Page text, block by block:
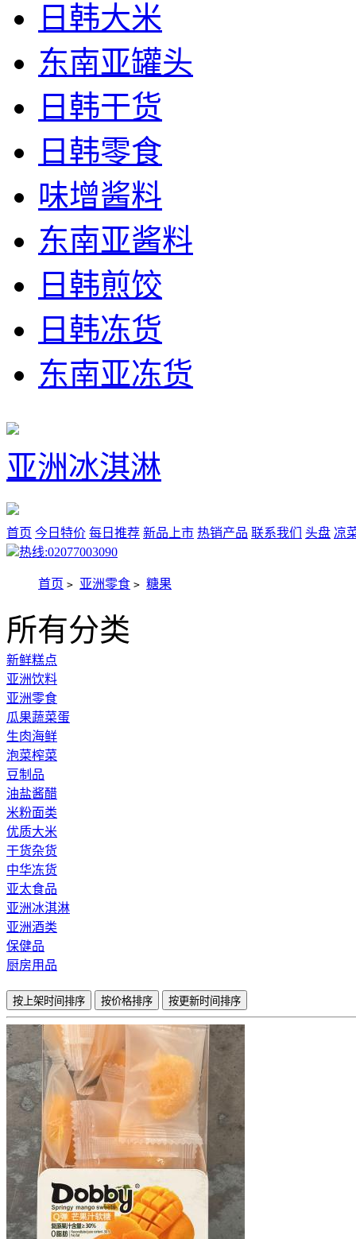
日韩大米
东南亚罐头
日韩干货
日韩零食
味增酱料
东南亚酱料
日韩煎饺
日韩冻货
东南亚冻货
亚洲冰淇淋
首页 今日特价 每日推荐 新品上市 热销产品 联系我们 头盘 凉
热线:02077003090
首页 > 亚洲零食 > 糖果
所有分类
新鲜糕点
亚洲饮料
亚洲零食
瓜果蔬菜蛋
生肉海鲜
泡菜榨菜
豆制品
油盐酱醋
米粉面类
优质大米
干货杂货
中华冻货
亚太食品
亚洲冰淇淋
亚洲酒类
保健品
厨房用品
按上架时间排序 按价格排序 按更新时间排序